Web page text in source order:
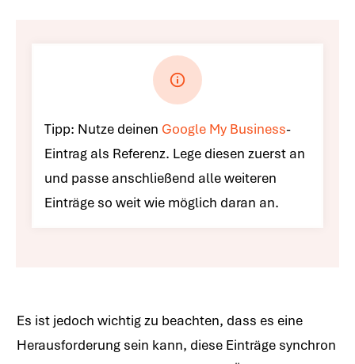
Tipp: Nutze deinen Google My Business-
Eintrag als Referenz. Lege diesen zuerst an
und passe anschließend alle weiteren
Einträge so weit wie möglich daran an.
Es ist jedoch wichtig zu beachten, dass es eine
Herausforderung sein kann, diese Einträge synchron